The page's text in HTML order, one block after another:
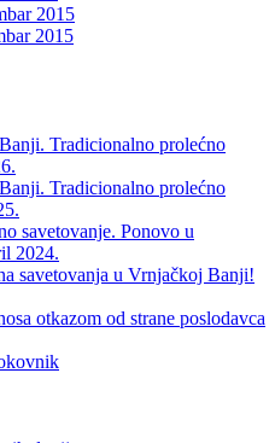
2015
2015
Tradicionalno prolećno
Tradicionalno prolećno
savetovanje. Ponovo u
2024.
savetovanja u Vrnjačkoj Banji!
otkazom od strane poslodavca